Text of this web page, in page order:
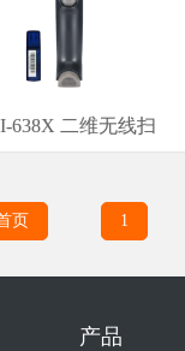
638X 二维无线扫
页 1
产品